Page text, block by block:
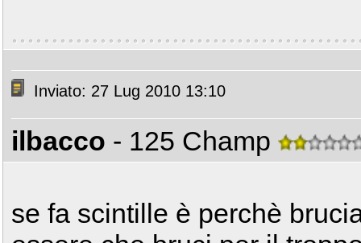
Inviato: 27 Lug 2010 13:10
ilbacco - 125 Champ
se fa scintille è perchè